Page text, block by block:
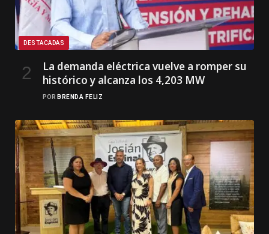
DESTACADAS
La demanda eléctrica vuelve a romper su
histórico y alcanza los 4,203 MW
POR BRENDA FELIZ